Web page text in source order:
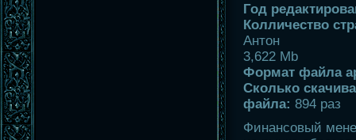
Год
Колличество
Антон
3,622 Mb
Формат файла
Сколько
файла: 894 раз
Финансовый